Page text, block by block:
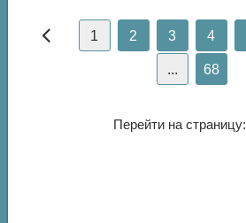
1 2 3 4
... 68
Перейти на страницу: